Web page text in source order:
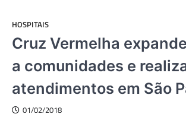
HOSPITAIS
Cruz Vermelha
a comunidades e
atendimentos em São
01/02/2018